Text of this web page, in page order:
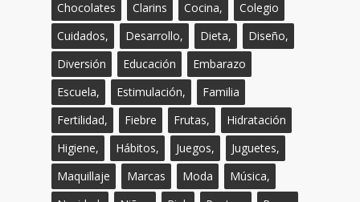
Chocolates
Clarins Cocina,
Colegio
Cuidados,
Desarrollo, Dieta,
Diseño,
Diversión
Educación
Embarazo
Escuela,
Estimulación,
Familia
Fertilidad,
Fiebre Frutas,
Hidratación
Higiene,
Hábitos, Juegos,
Juguetes,
Maquillaje
Marcas Moda
Música,